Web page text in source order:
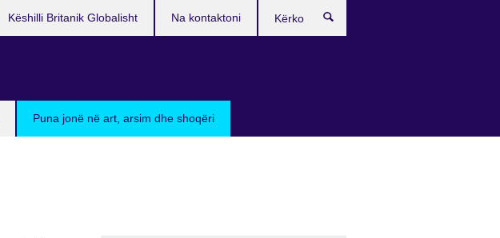
Puna jonë në art, arsim dhe shoqëri
Këshilli Britanik Globalisht Na kontaktoni